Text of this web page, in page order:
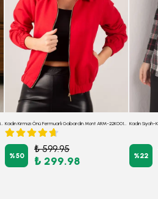
Kadın Lacivert Kruvaze Yaka Kolu Katlama Detaylı Oversize Vatkalı Blazer Ceket ARM-25K001015 Kadın Kırmızı Önü Fermuarlı Gabardin Mont ARM-22K001068
%50
₺ 599.95
₺ 299.98 %22